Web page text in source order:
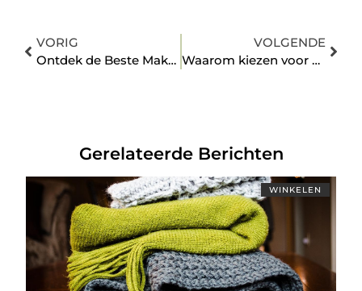
VORIG
Ontdek de Beste Makelaar in Hellevoetsluis
VOLGENDE
Waarom kiezen voor een marketingbureau in Heerenveen?
Gerelateerde Berichten
WINKELEN